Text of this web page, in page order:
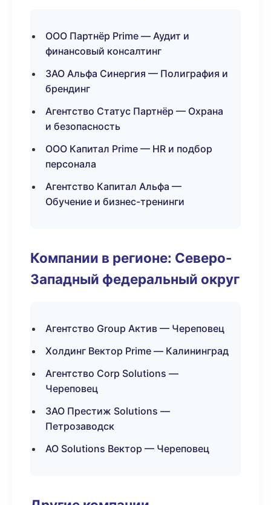
ООО Партнёр Prime — Аудит и
финансовый консалтинг
ЗАО Альфа Синергия — Полиграфия и
брендинг
Агентство Статус Партнёр — Охрана
и безопасность
ООО Капитал Prime — HR и подбор
персонала
Агентство Капитал Альфа —
Обучение и бизнес-тренинги
Компании в регионе: Северо-
Западный федеральный округ
Агентство Group Актив — Череповец
Холдинг Вектор Prime — Калининград
Агентство Corp Solutions —
Череповец
ЗАО Престиж Solutions —
Петрозаводск
АО Solutions Вектор — Череповец